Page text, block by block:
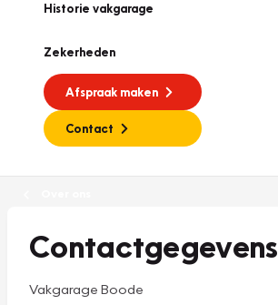
Historie vakgarage
Zekerheden
Afspraak maken
Contact
Contactgegevens
Vakgarage Boode